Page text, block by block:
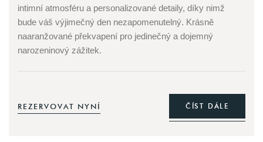
intimní atmosféru a personalizované detaily, díky nimž
bude váš výjimečný den nezapomenutelný. Krásně
naaranžované překvapení pro jedinečný a dojemný
narozeninový zážitek.
REZERVOVAT NYNÍ ČÍST DÁLE